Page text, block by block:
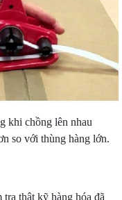
khi chồng lên nhau
so với thùng hàng lớn.
thật kỹ hàng hóa đã